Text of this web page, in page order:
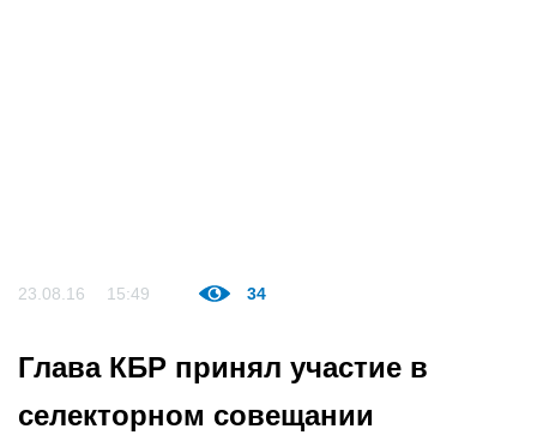
23.08.16 15:49 34
Глава КБР принял участие в
селекторном совещании